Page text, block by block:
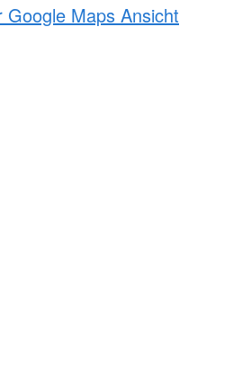
Google Maps Ansicht